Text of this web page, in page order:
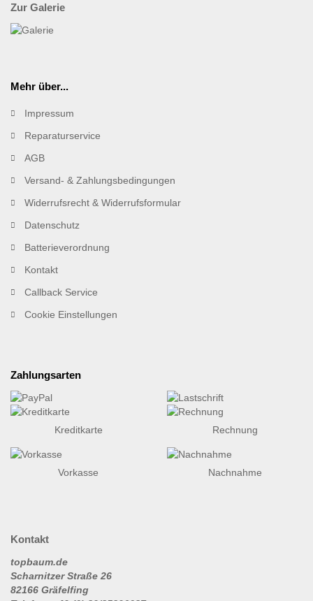
Zur Galerie
Mehr über...
Impressum
Reparaturservice
AGB
Versand- & Zahlungsbedingungen
Widerrufsrecht & Widerrufsformular
Datenschutz
Batterieverordnung
Kontakt
Callback Service
Cookie Einstellungen
Zahlungsarten
Kreditkarte Rechnung
Vorkasse Nachnahme
Kontakt
topbaum.de
Scharnitzer Straße 26
82166 Gräfelfing